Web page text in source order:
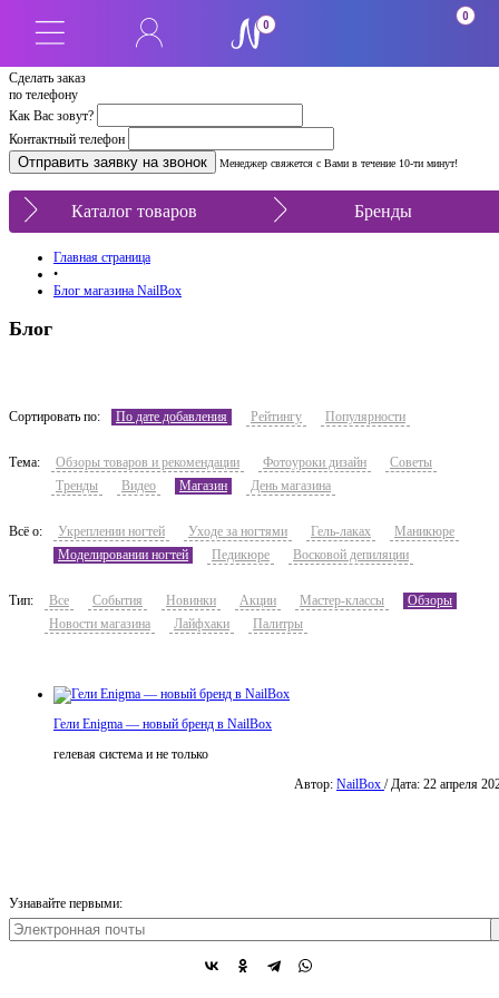
Сделать заказ
по телефону
Как Вас зовут?
Контактный телефон
Менеджер свяжется с Вами в течение 10-ти минут!
0
0
Каталог товаров Бренды
Главная страница
•
Блог магазина NailBox
Блог
Сортировать по: По дате добавления Рейтингу Популярности
Тема: Обзоры товаров и рекомендации Фотоуроки дизайн
Советы
Тренды
Видео Магазин День магазина
Всё о: Укреплении ногтей Уходе за ногтями Гель-лаках
Маникюре
Моделировании ногтей
Педикюре Восковой депиляции
Тип: Все События Новинки Акции Мастер-классы
Обзоры
Новости магазина
Лайфхаки Палитры
Гели Enigma — новый бренд в NailBox
гелевая система и не только
Автор: NailBox / Дата: 22 апреля
Узнавайте первыми: